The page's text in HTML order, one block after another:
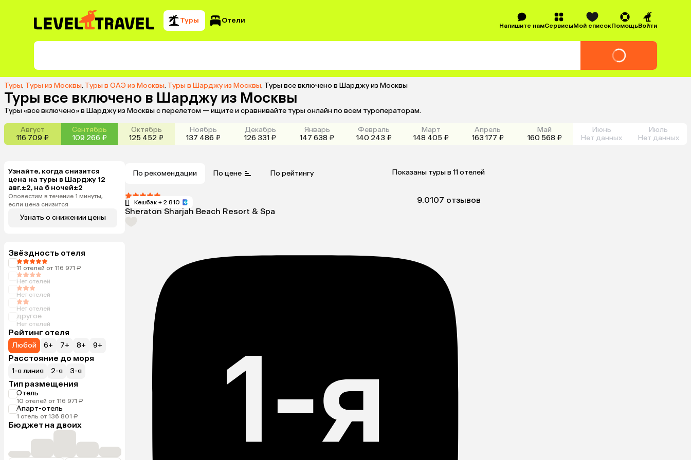
Туры Отели
Напишите намСервисыМой списокПомощьВойти
Туры, Туры из Москвы, Туры в ОАЭ из Москвы, Туры в Шарджу из Москвы, Туры все включено в Шарджу из Москвы
Туры все включено в Шарджу из Москвы
Туры «все включено» в Шарджу из Москвы с перелетом — ищите и сравнивайте туры онлайн по всем туроператорам.
Август
116 709 ₽
Сентябрь
109 266 ₽
Октябрь
125 452 ₽
Ноябрь
137 486 ₽
Декабрь
126 331 ₽
Январь
147 638 ₽
Февраль
140 243 ₽
Март
148 405 ₽
Апрель
163 177 ₽
Май
160 568 ₽
Июнь
Нет данных
Июль
Нет данных
Узнайте, когда снизится
цена на туры в Шарджу 12
авг.±2, на 6 ночей±2
Оповестим в течение 1 минуты,
если цена снизится
Узнать о снижении цены
Звёздность отеля
11 отелей от 116 971 ₽
Нет отелей
Нет отелей
Нет отелей
другое
Нет отелей
Рейтинг отеля
Любой 6+ 7+ 8+ 9+
Расстояние до моря
1-я линия 2-я 3-я
Тип размещения
Отель
10 отелей от 116 971 ₽
Апарт-отель
1 отель от 136 801 ₽
Бюджет на двоих
По рекомендации По цене По рейтингу Показаны туры в 11 отелей
Кешбэк + 2 810 9.0107 отзывов
Шарджа, ОАЭ
Sheraton Sharjah Beach Resort & Spa